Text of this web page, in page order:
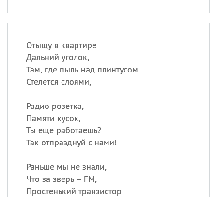
Отыщу в квартире
Дальний уголок,
Там, где пыль над плинтусом
Стелется слоями,
Радио розетка,
Памяти кусок,
Ты еще работаешь?
Так отпразднуй с нами!
Раньше мы не знали,
Что за зверь – FM,
Простенький транзистор